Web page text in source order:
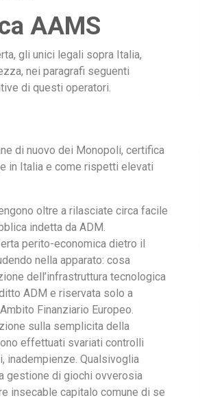
AAMS
gli unici legali sopra Italia,
nei paragrafi seguenti
di questi operatori.
di nuovo dei Monopoli, certifica
in Italia e come rispetti elevati
oltre a rilasciate circa facile
indetta da ADM.
perito-economica dietro il
nella apparato: cosa
dell’infrastruttura tecnologica
ADM e riservata solo a
Finanziario Europeo.
sulla semplicita della
effettuati svariati controlli
inadempienze. Qualsivoglia
gestione di giochi ovverosia
insecable capitalo comune di se